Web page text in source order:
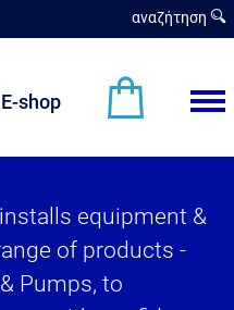
αναζήτηση
E-shop
equipment &
of products -
Pumps, to